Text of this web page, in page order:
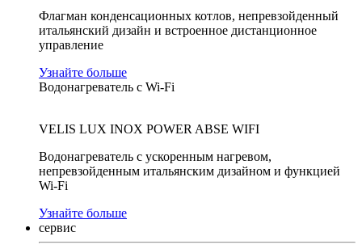
Флагман конденсационных котлов, непревзойденный
итальянский дизайн и встроенное дистанционное
управление
Узнайте больше
Водонагреватель с Wi-Fi
VELIS LUX INOX POWER ABSE WIFI
Водонагреватель с ускоренным нагревом,
непревзойденным итальянским дизайном и функцией
Wi-Fi
Узнайте больше
сервис